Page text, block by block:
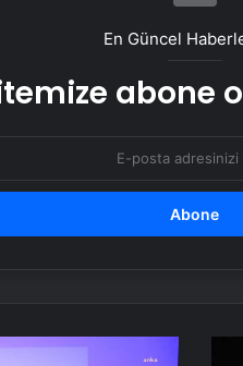
En Güncel
abone